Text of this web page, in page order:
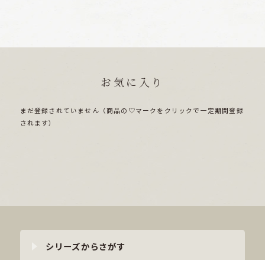
お気に入り
まだ登録されていません（商品の♡マークをクリックで一定期間登録
されます）
シリーズからさがす